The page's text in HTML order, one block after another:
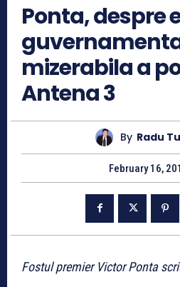
Ponta, despre
mizerabila a
Antena 3
By Radu
February 16,
Fostul premier Victor Ponta